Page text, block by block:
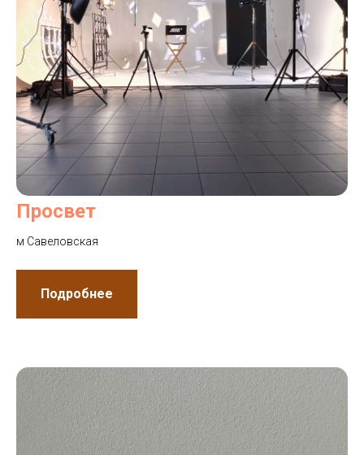
Просвет
м Савеловская
Подробнее